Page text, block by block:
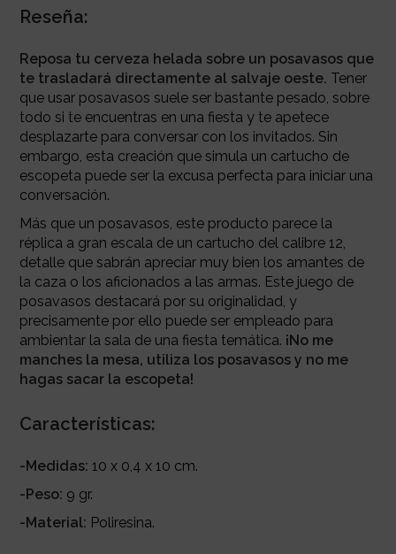
Reseña:
Reposa tu cerveza helada sobre un posavasos que
te trasladará directamente al salvaje oeste. Tener
que usar posavasos suele ser bastante pesado, sobre
todo si te encuentras en una fiesta y te apetece
desplazarte para conversar con los invitados. Sin
embargo, esta creación que simula un cartucho de
escopeta puede ser la excusa perfecta para iniciar una
conversación.
Más que un posavasos, este producto parece la
réplica a gran escala de un cartucho del calibre 12,
detalle que sabrán apreciar muy bien los amantes de
la caza o los aficionados a las armas. Este juego de
posavasos destacará por su originalidad, y
precisamente por ello puede ser empleado para
ambientar la sala de una fiesta temática. ¡No me
manches la mesa, utiliza los posavasos y no me
hagas sacar la escopeta!
Características:
-Medidas: 10 x 0,4 x 10 cm.
-Peso: 9 gr.
-Material: Poliresina.